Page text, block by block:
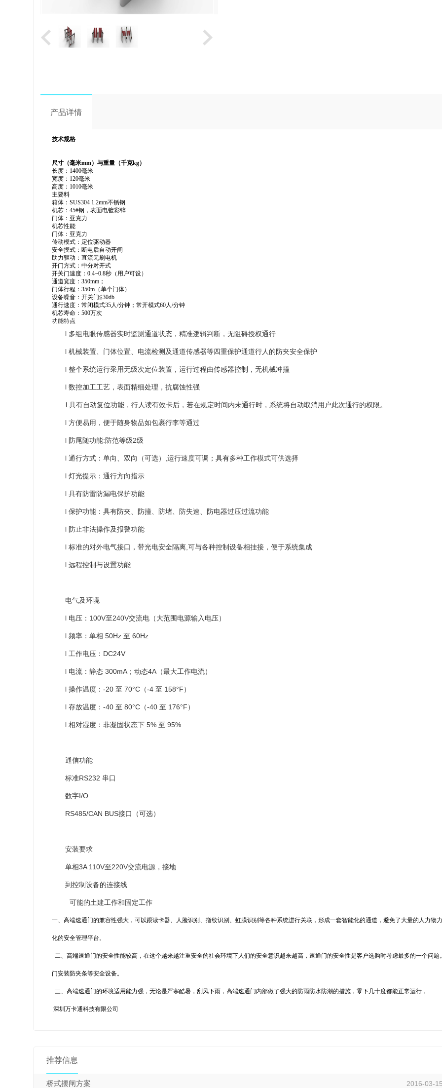
产品详情
技术规格
尺寸（毫米mm）与重量（千克kg）
长度： 1400毫米
宽度： 120毫米
高度： 1010毫米
主要料
箱体：SUS304 1.2mm不锈钢
机芯：45#钢，表面电镀彩锌
门体：亚克力
机芯性能
门体： 亚克力
传动模式：定位驱动器
安全摸式：断电后自动开闸
助力驱动：直流无刷电机
开门方式：中分对开式
开关门速度：0.4~0.8秒（用户可设）
通道宽度：350mm ；
门体行程：350m（单个门体）
设备噪音：开关门≦30db
通行速度：常闭模式35人/分钟；常开模式60人/分钟
机芯寿命：500万次
功能特点
l 多组电眼传感器实时监测通道状态，精准逻辑判断，无阻碍授权通行
l 机械装置、门体位置、电流检测及通道传感器等四重保护通道行人的防夹安全保护
l 整个系统运行采用无级次定位装置，运行过程由传感器控制，无机械冲撞
l 数控加工工艺，表面精细处理，抗腐蚀性强
l 具有自动复位功能，行人读有效卡后，若在规定时间内未通行时，系统将自动取消用户此次通行的权限。
l 方便易用，便于随身物品如包裹行李等通过
l 防尾随功能:防范等级2级
l 通行方式：单向、双向（可选）,运行速度可调；具有多种工作模式可供选择
l 灯光提示：通行方向指示
l 具有防雷防漏电保护功能
l 保护功能：具有防夹、防撞、防堵、防失速、防电器过压过流功能
l 防止非法操作及报警功能
l 标准的对外电气接口，带光电安全隔离,可与各种控制设备相挂接，便于系统集成
l 远程控制与设置功能
电气及环境
l 电压：100V至240V交流电（大范围电源输入电压）
l 频率：单相 50Hz 至 60Hz
l 工作电压：DC24V
l 电流：静态 300mA；动态4A（最大工作电流）
l 操作温度：-20 至 70°C（-4 至 158°F）
l 存放温度：-40 至 80°C（-40 至 176°F）
l 相对湿度：非凝固状态下 5% 至 95%
通信功能
标准RS232 串口
数字I/O
RS485/CAN BUS接口（可选）
安装要求
单相3A 110V至220V交流电源，接地
到控制设备的连接线
可能的土建工作和固定工作
一、高端速通门的兼容性强大，可以跟读卡器、人脸识别、指纹识别、虹膜识别等各种系统进行关联，形成一套智能化的通道，避免了大量的人力物
化的安全管理平台。
二、高端速通门的安全性能较高，在这个越来越注重安全的社会环境下人们的安全意识越来越高，速通门的安全性是客户选购时考虑最多的一个问
门安装防夹条等安全设备。
三、高端速通门的环境适用能力强，无论是严寒酷暑，刮风下雨，高端速通门内部做了强大的防雨防水防潮的措施，零下几十度都能正常运行，
深圳万卡通科技有限公司
推荐信息
桥式摆闸方案 2016-03-15